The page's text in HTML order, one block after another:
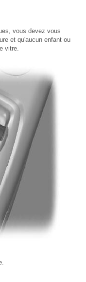
vous devez vous
et qu'aucun enfant ou
vitre.